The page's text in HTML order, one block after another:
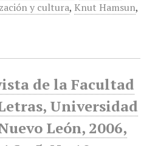
y cultura, Knut Hamsun,
de la Facultad
Universidad
León, 2006,